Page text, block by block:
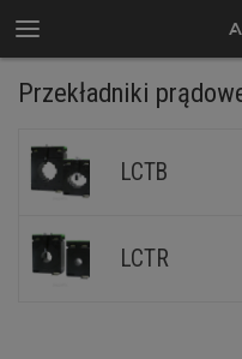
Przekładniki
LCTB
LCTR